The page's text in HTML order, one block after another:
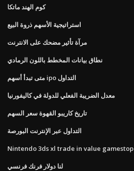
كوم الهند ماتكا
استراتيجية الأسهم ذروة البيع
مرآة تأثير مضحك على الانترنت
نطاق بيانات المخطط باللون الرمادي
متى تبدأ أسهم ipo التداول
معدل الضريبة الفعلي للدولة في كاليفورنيا
تاريخ كاريبو القهوة سعر السهم
التداول عبر الإنترنت البورصة
Nintendo 3ds xl trade in value gamestop
لنا دولار فرنك فرنسي